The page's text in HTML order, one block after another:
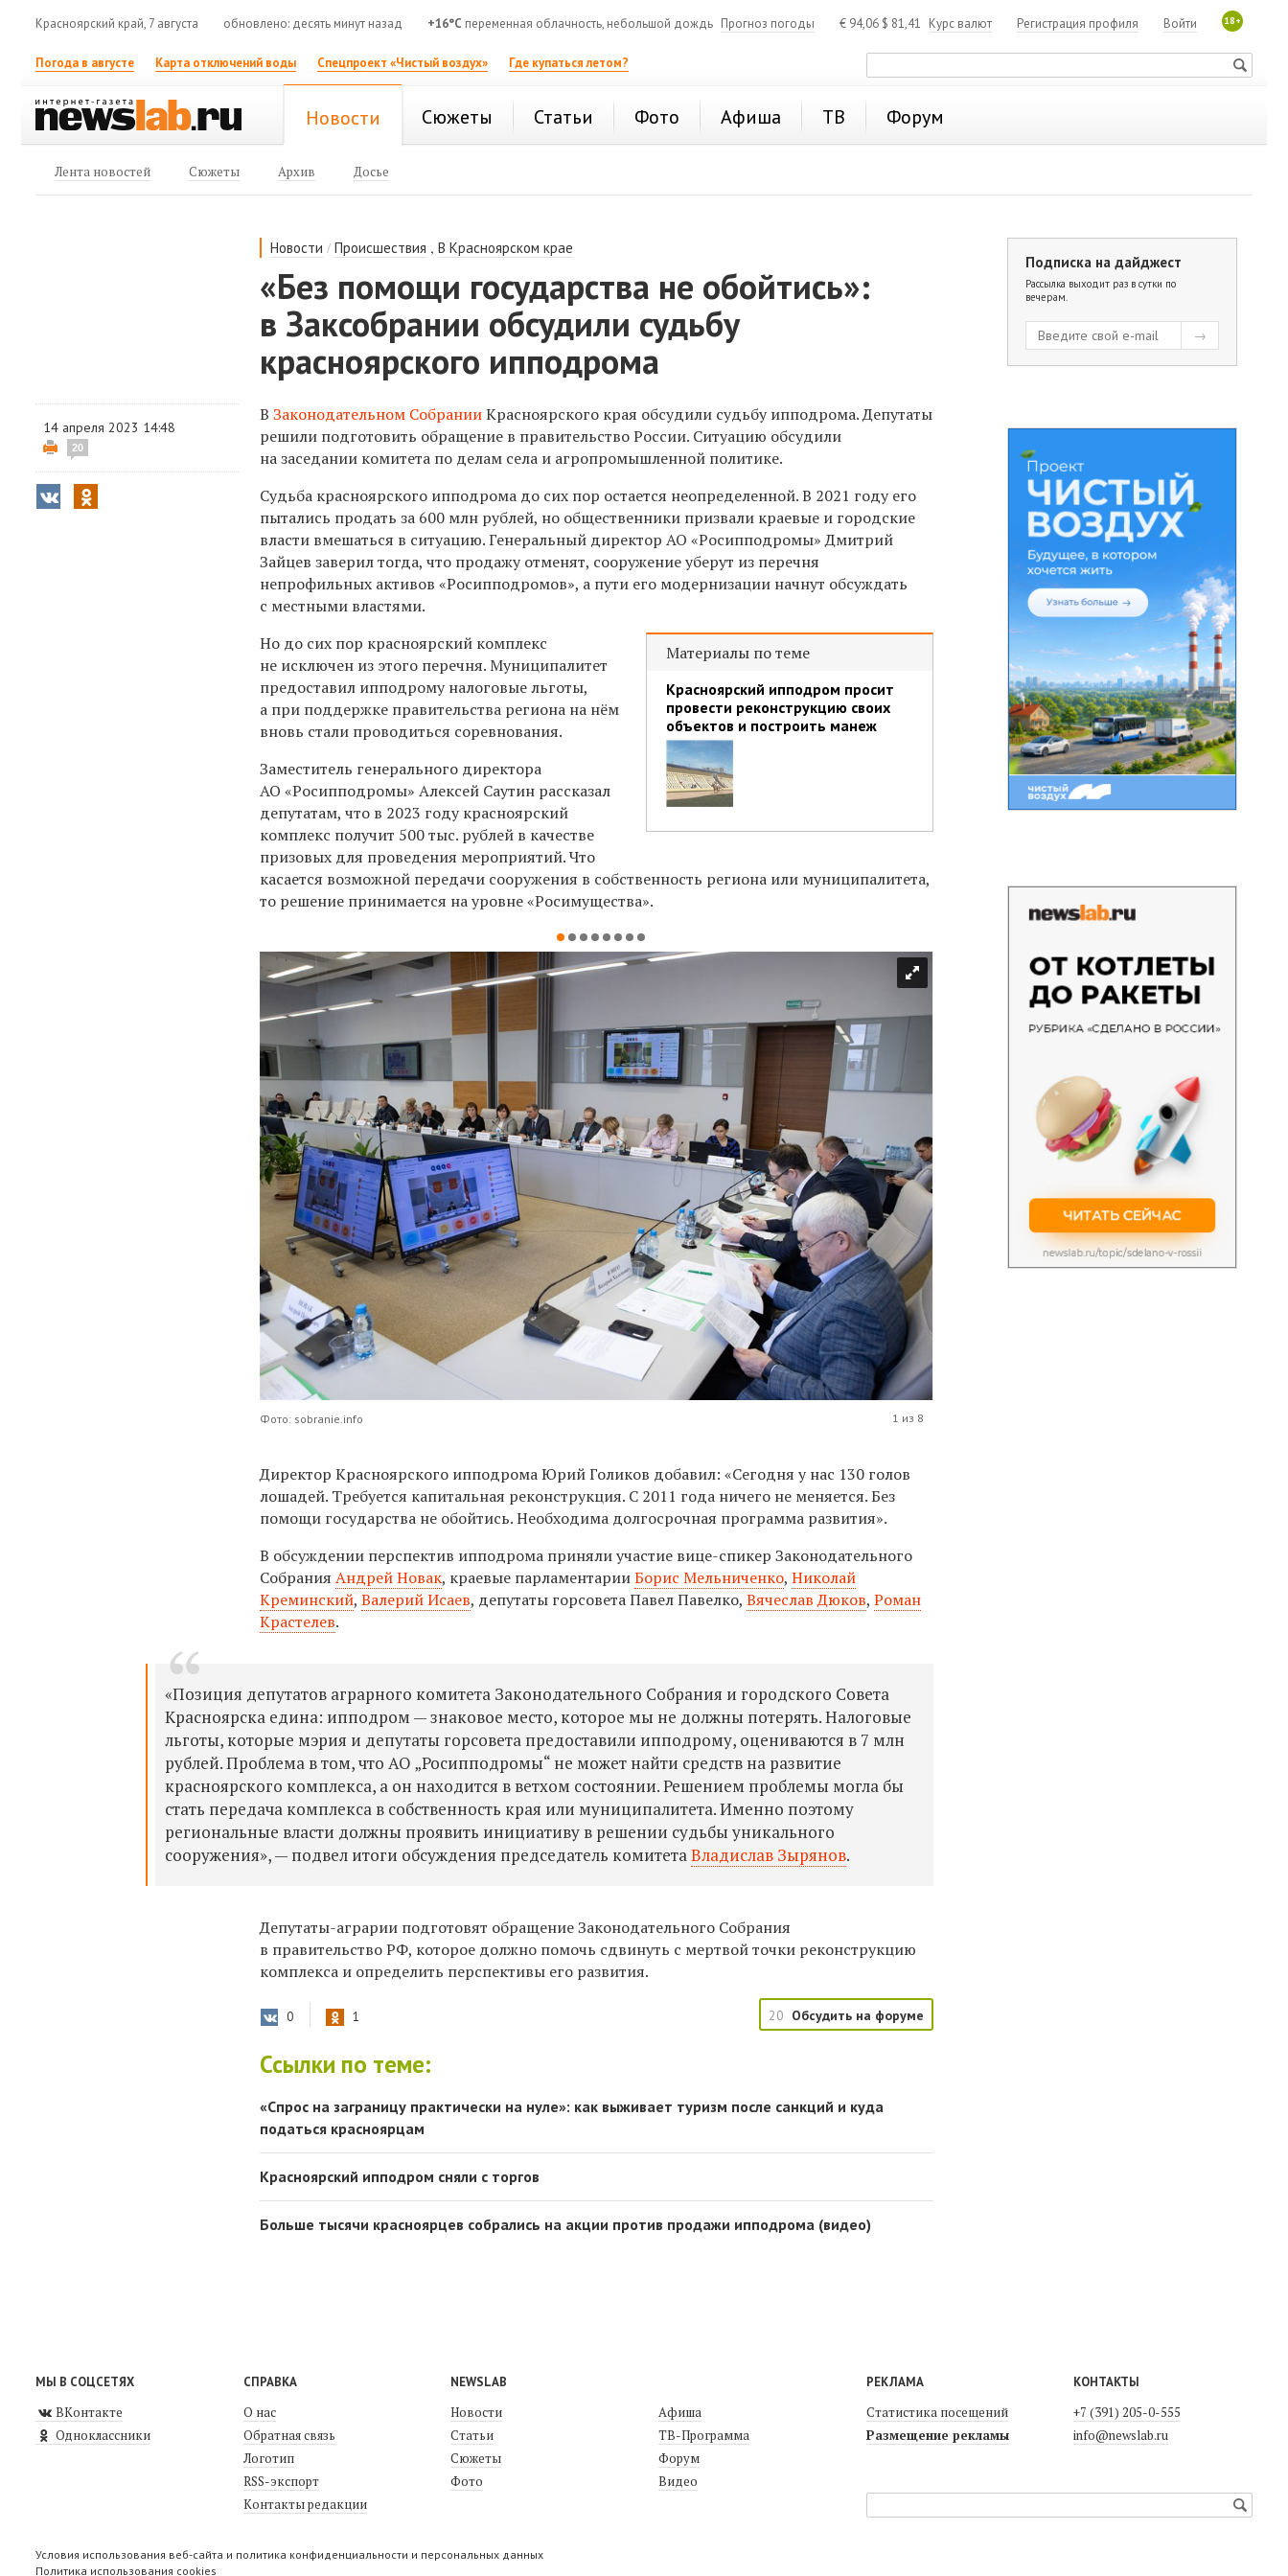
Красноярский край, 7 августа обновлено: десять минут назад +16°C переменная облачность, небольшой дождь Прогноз погоды € 94,06 $ 81,41 Курс валют 18+
Войти
Регистрация профиля
Погода в августе Карта отключений воды Спецпроект «Чистый воздух» Где купаться летом?
Новости Сюжеты Статьи Фото Афиша ТВ Форум
Лента новостей Сюжеты Архив Досье
Новости /Происшествия ,В Красноярском крае
«Без помощи государства не обойтись»:
в Заксобрании обсудили судьбу
красноярского ипподрома
14 апреля 2023 14:48
20
ВЗаконодательном СобранииКрасноярского края обсудили судьбу ипподрома. Депутаты
решили подготовить обращение в правительство России. Ситуацию обсудили
на заседании комитета по делам села и агропромышленной политике.
Судьба красноярского ипподрома до сих пор остается неопределенной. В 2021 году его
пытались продать за 600 млн рублей, но общественники призвали краевые и городские
власти вмешаться в ситуацию. Генеральный директор АО «Росипподромы» Дмитрий
Зайцев заверил тогда, что продажу отменят, сооружение уберут из перечня
непрофильных активов «Росипподромов», а пути его модернизации начнут обсуждать
с местными властями.
Материалы по теме
Красноярский ипподром просит
провести реконструкцию своих
объектов и построить манеж
Но до сих пор красноярский комплекс
не исключен из этого перечня. Муниципалитет
предоставил ипподрому налоговые льготы,
а при поддержке правительства региона на нём
вновь стали проводиться соревнования.
Заместитель генерального директора
АО «Росипподромы» Алексей Саутин рассказал
депутатам, что в 2023 году красноярский
комплекс получит 500 тыс. рублей в качестве
призовых для проведения мероприятий. Что
касается возможной передачи сооружения в собственность региона или муниципалитета,
то решение принимается на уровне «Росимущества».
Фото: sobranie.info 1 из 8
Директор Красноярского ипподрома Юрий Голиков добавил: «Сегодня у нас 130 голов
лошадей. Требуется капитальная реконструкция. С 2011 года ничего не меняется. Без
помощи государства не обойтись. Необходима долгосрочная программа развития».
В обсуждении перспектив ипподрома приняли участие вице-спикер Законодательного
СобранияАндрей Новак, краевые парламентарииБорис Мельниченко,Николай
Креминский,Валерий Исаев, депутаты горсовета Павел Павелко,Вячеслав Дюков,Роман
Крастелев.
«Позиция депутатов аграрного комитета Законодательного Собрания и городского Совета
Красноярска едина: ипподром — знаковое место, которое мы не должны потерять. Налоговые
льготы, которые мэрия и депутаты горсовета предоставили ипподрому, оцениваются в 7 млн
рублей. Проблема в том, что АО „Росипподромы“ не может найти средств на развитие
красноярского комплекса, а он находится в ветхом состоянии. Решением проблемы могла бы
стать передача комплекса в собственность края или муниципалитета. Именно поэтому
региональные власти должны проявить инициативу в решении судьбы уникального
сооружения», — подвел итоги обсуждения председатель комитетаВладислав Зырянов.
Депутаты-аграрии подготовят обращение Законодательного Собрания
в правительство РФ, которое должно помочь сдвинуть с мертвой точки реконструкцию
комплекса и определить перспективы его развития.
0 1 20 Обсудить на форуме
Ссылки по теме:
«Спрос на заграницу практически на нуле»: как выживает туризм после санкций и куда
податься красноярцам
Красноярский ипподром сняли с торгов
Больше тысячи красноярцев собрались на акции против продажи ипподрома (видео)
Подписка на дайджест
Рассылка выходит раз в сутки по
вечерам.
МЫ В СОЦСЕТЯХ
ВКонтакте
Одноклассники
СПРАВКА
О нас
Обратная связь
Логотип
RSS-экспорт
Контакты редакции
NEWSLAB
Новости
Статьи
Сюжеты
Фото
Афиша
ТВ-Программа
Форум
Видео
РЕКЛАМА
Статистика посещений
Размещение рекламы
КОНТАКТЫ
+7 (391) 205-0-555
info@newslab.ru
Условия использования веб-сайта и политика конфиденциальности и персональных данных
Политика использования cookies